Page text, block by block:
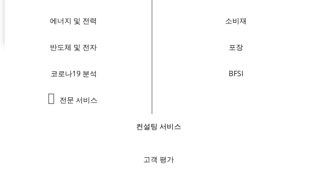
에너지 및 전력
반도체 및 전자
코로나19 분석
전문 서비스
소비재
포장
BFSI
컨설팅 서비스
고객 평가